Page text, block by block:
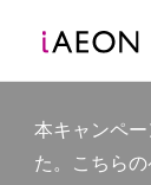
本キャンペ
た。こちら